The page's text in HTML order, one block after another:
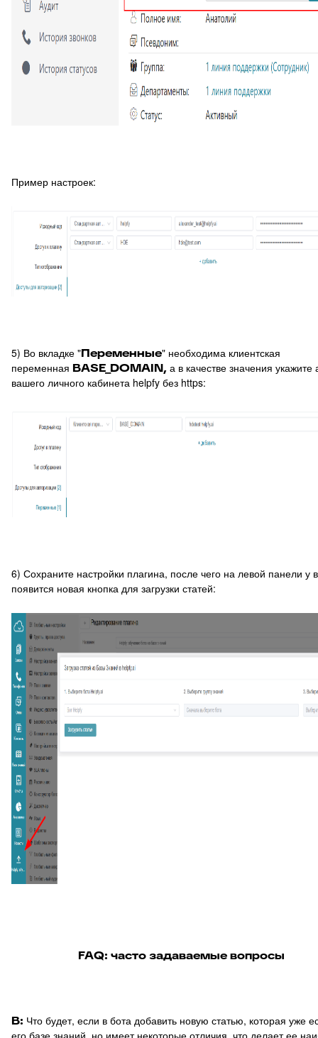
Пример настроек:
5) Во вкладке "Переменные" необходима клиентская
переменная BASE_DOMAIN, а в качестве значения укажите
вашего личного кабинета helpfy без https:
6) Сохраните настройки плагина, после чего на левой панели у
появится новая кнопка для загрузки статей:
FAQ: часто задаваемые вопросы
В: Что будет, если в бота добавить новую статью, которая уже